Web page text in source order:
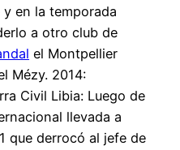
en la temporada
a otro club de
el Montpellier
Mézy. 2014:
Civil Libia: Luego de
llevada a
que derrocó al jefe de